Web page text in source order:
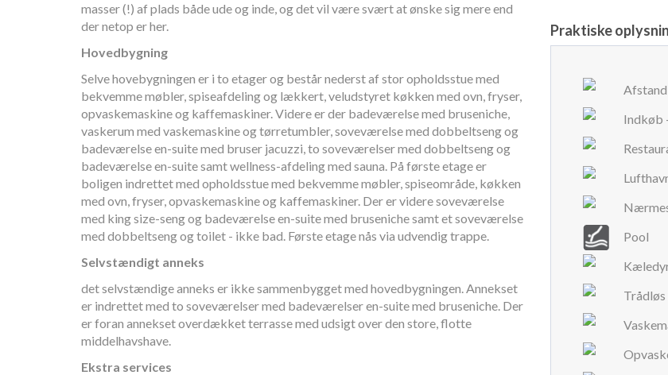
masser (!) af plads både ude og inde, og det vil være svært at ønske sig mere end
der netop er her.
Hovedbygning
Selve hovebygningen er i to etager og består nederst af stor opholdsstue med
bekvemme møbler, spiseafdeling og lækkert, veludstyret køkken med ovn, fryser,
opvaskemaskine og kaffemaskiner. Videre er der badeværelse med bruseniche,
vaskerum med vaskemaskine og tørretumbler, soveværelse med dobbeltseng og
badeværelse en-suite med bruser jacuzzi, to soveværelser med dobbeltseng og
badeværelse en-suite samt wellness-afdeling med sauna. På første etage er
boligen indrettet med opholdsstue med bekvemme møbler, spiseområde, køkken
med ovn, fryser, opvaskemaskine og kaffemaskiner. Der er videre soveværelse
med king size-seng og badeværelse en-suite med bruseniche samt et soveværelse
med dobbeltseng og toilet - ikke bad. Første etage nås via udvendig trappe.
Selvstændigt anneks
det selvstændige anneks er ikke sammenbygget med hovedbygningen. Annekset
er indrettet med to soveværelser med badeværelser en-suite med bruseniche. Der
er foran annekset overdækket terrasse med udsigt over den store, flotte
middelhavshave.
Ekstra services
Praktiske
Indkøb
Pool